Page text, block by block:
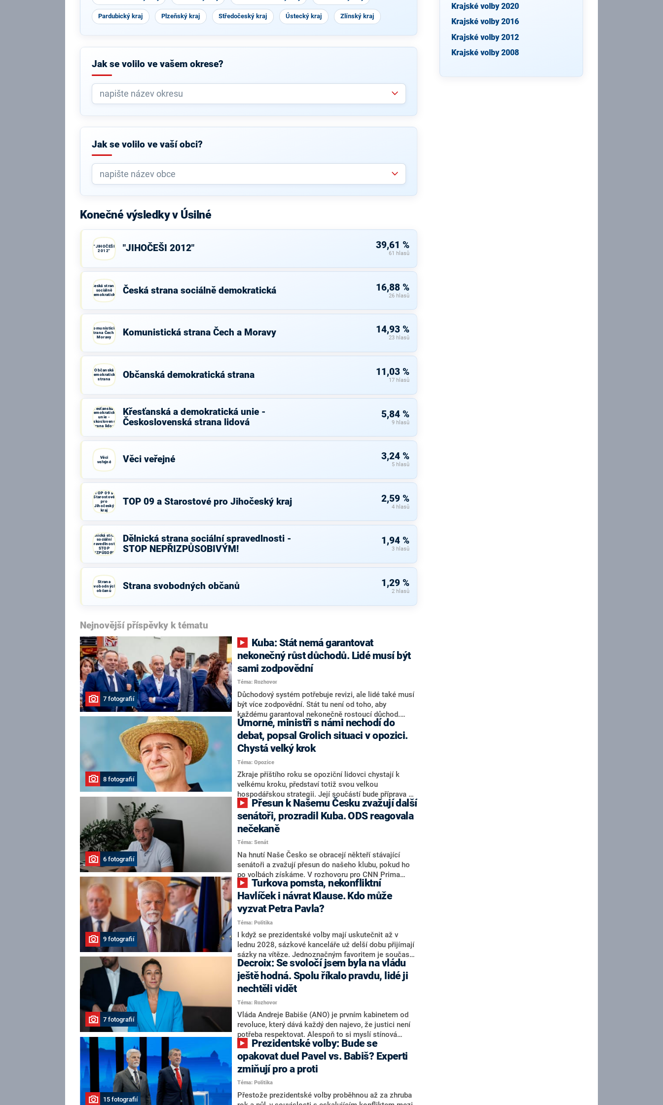
Pardubický kraj Plzeňský kraj Středočeský kraj Ústecký kraj Zlínský kraj
Jak se volilo ve vašem okrese?
Jak se volilo ve vaší obci?
Konečné výsledky v Úsilné
"JIHOČEŠI
2012"
"JIHOČEŠI 2012" 39,61 %
61 hlasů
Česká strana
sociálně
demokratická
Česká strana sociálně demokratická 16,88 %
26 hlasů
Komunistická
strana Čech a
Moravy
Komunistická strana Čech a Moravy 14,93 %
23 hlasů
Občanská
demokratická
strana
Občanská demokratická strana 11,03 %
17 hlasů
Křesťanská a
demokratická
unie -
Československá
strana lidová
Křesťanská a demokratická unie -
Československá strana lidová
5,84 %
9 hlasů
Věci
veřejné
Věci veřejné 3,24 %
5 hlasů
TOP 09 a
Starostové
pro
Jihočeský
kraj
TOP 09 a Starostové pro Jihočeský kraj 2,59 %
4 hlasů
Dělnická strana
sociální
spravedlnosti -
STOP
NEPŘIZPŮSOBIVÝM!
Dělnická strana sociální spravedlnosti -
STOP NEPŘIZPŮSOBIVÝM!
1,94 %
3 hlasů
Strana
svobodných
občanů
Strana svobodných občanů 1,29 %
2 hlasů
Nejnovější příspěvky k tématu
7 fotografií
nekonečný růst důchodů. Lidé musí být
sami zodpovědní
Téma: Rozhovor
Důchodový systém potřebuje revizi, ale lidé také musí
být více zodpovědní. Stát tu není od toho, aby
každému garantoval nekonečně rostoucí důchod.
Chybí tu nový systém a my ho představíme,řekl
hejtman Jihočeského kraje a předseda hnutí Naše
Česko Martin Kuba v rozhovoru pro CNN Prima NEWS.
V čele státu pak podle něj nemůže být člověk, který by
střetem zájmů omezoval čerpání financí a rozvoj,
dodal. Řešení u Andreje Babiše ale hodnotit nechtěl.
8 fotografií
Úmorné, ministři s námi nechodí do
debat, popsal Grolich situaci v opozici.
Chystá velký krok
Téma: Opozice
Zkraje příštího roku se opoziční lidovci chystají k
velkému kroku, představí totiž svou velkou
hospodářskou strategii. Její součástí bude příprava na
stárnutí populace, řekl ve středu na setkání s novináři
nový předseda lidovců Jan Grolich. Ten zároveň v
senátních volbách kandiduje ve Vyškově. Popsal i
aktivitu opozice, o níž vládní strany nebo političtí
komentátoři mluví jako o slabé a v defenzivě. „Je to
úmorná práce upozorňovat na chyby vlády. Ministři s
námi navíc nechodí do debat. Chceme ale ukazovat
svoje témata,“ odpověděl Grolich na dotaz CNN Prima
NEWS.
6 fotografií
senátoři, prozradil Kuba. ODS reagovala
nečekaně
Téma: Senát
Na hnutí Naše Česko se obracejí někteří stávající
senátoři a zvažují přesun do našeho klubu, pokud ho
po volbách získáme. V rozhovoru pro CNN Prima
NEWS to řekl zakladatel hnutí a jihočeský hejtman
Martin Kuba. Konkrétní nebyl, ale získat by takto mohl
například senátora Zdeňka Hrabu, který je dnes
součástí klubu ODS a TOP 09. Hraba to na dotaz
redakce nevyloučil. Předseda klubu senátorů ODS
Zdeněk Nytra redakci řekl, že počítá s odchodem
některých senátorů z klubu a že Naše Česko není
nepřítel, ale soupeř.
9 fotografií
Havlíček i návrat Klause. Kdo může
vyzvat Petra Pavla?
Téma: Politika
I když se prezidentské volby mají uskutečnit až v
lednu 2028, sázkové kanceláře už delší dobu přijímají
sázky na vítěze. Jednoznačným favoritem je současná
hlava státu Petr Pavel. Daleko za ním pak bookmakeři
zmiňují dva výrazné politiky ANO, tedy premiéra
Andreje Babiše a ministra průmyslu Karla Havlíčka.
Oblíbeným tipem samotných sázkařů je poslanec za
Motoristy Filip Turek. Politolog Jan Kubáček nicméně
o případné kandidatuře kohokoliv ze zmíněné trojice
značně pochybuje. Podle něj současná koalice dosud
nemá osobu, která by Pavlovi mohla konkurovat.
7 fotografií
Decroix: Se svoločí jsem byla na vládu
ještě hodná. Spolu říkalo pravdu, lidé ji
nechtěli vidět
Téma: Rozhovor
Vláda Andreje Babiše (ANO) je prvním kabinetem od
revoluce, který dává každý den najevo, že justici není
potřeba respektovat. Alespoň to si myslí stínová
ministryně spravedlnosti ODS Eva Decroix. V
rozhovoru pro CNN Prima NEWS si nebrala servítky
ohledně politického výkonu svého nástupce Jeronýma
Tejce (za ANO) či vládní zmocněnkyně pro lidská
práva Taťány Malé (ANO). Označením „svoloč“ na
adresu vlády prý byla ještě hodná. Decroix se také
15 fotografií
opakovat duel Pavel vs. Babiš? Experti
zmiňují pro a proti
Téma: Politika
Přestože prezidentské volby proběhnou až za zhruba
Krajské volby 2020
Krajské volby 2016
Krajské volby 2012
Krajské volby 2008